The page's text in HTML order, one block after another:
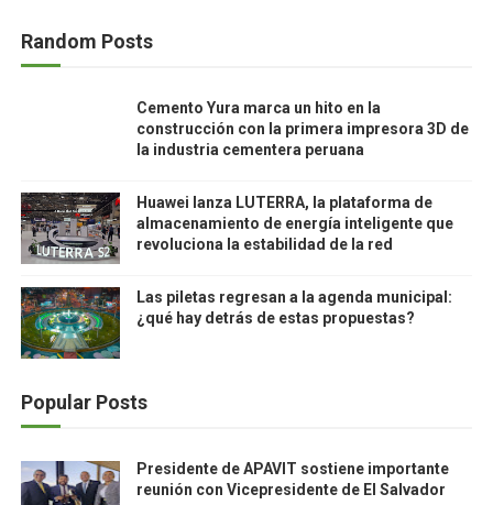
Random Posts
Cemento Yura marca un hito en la
construcción con la primera impresora 3D de
la industria cementera peruana
Huawei lanza LUTERRA, la plataforma de
almacenamiento de energía inteligente que
revoluciona la estabilidad de la red
Las piletas regresan a la agenda municipal:
¿qué hay detrás de estas propuestas?
Popular Posts
Presidente de APAVIT sostiene importante
reunión con Vicepresidente de El Salvador